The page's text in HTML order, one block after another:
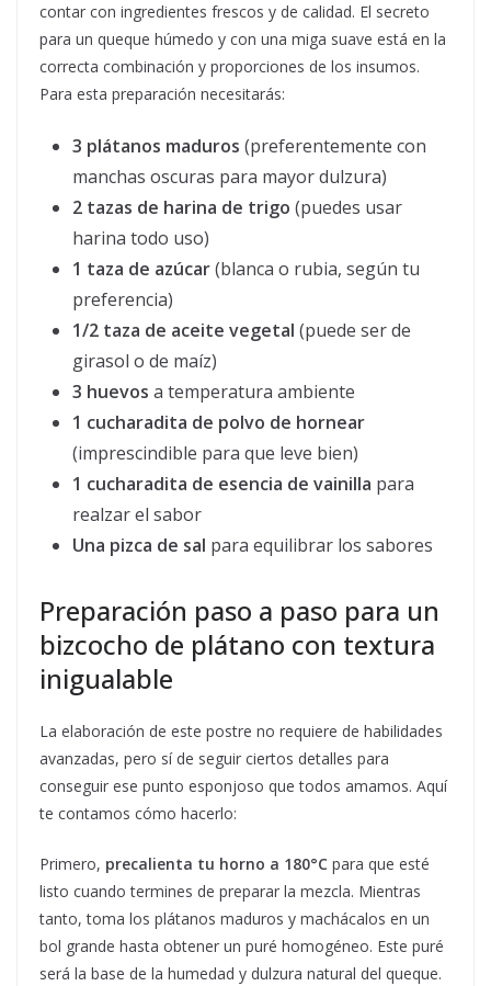
contar con ingredientes frescos y de calidad. El secreto
para un queque húmedo y con una miga suave está en la
correcta combinación y proporciones de los insumos.
Para esta preparación necesitarás:
3 plátanos maduros (preferentemente con
manchas oscuras para mayor dulzura)
2 tazas de harina de trigo (puedes usar
harina todo uso)
1 taza de azúcar(blanca o rubia, según tu
preferencia)
1/2 taza de aceite vegetal (puede ser de
girasol o de maíz)
3 huevos a temperatura ambiente
1 cucharadita de polvo de hornear
(imprescindible para que leve bien)
1 cucharadita de esencia de vainilla para
realzar el sabor
Una pizca de sal para equilibrar los sabores
Preparación paso a paso para un
bizcocho de plátano con textura
inigualable
La elaboración de este postre no requiere de habilidades
avanzadas, pero sí de seguir ciertos detalles para
conseguir ese punto esponjoso que todos amamos. Aquí
te contamos cómo hacerlo:
Primero, precalienta tu horno a 180°C para que esté
listo cuando termines de preparar la mezcla. Mientras
tanto, toma los plátanos maduros y machácalos en un
bol grande hasta obtener un puré homogéneo. Este puré
será la base de la humedad y dulzura natural del queque.